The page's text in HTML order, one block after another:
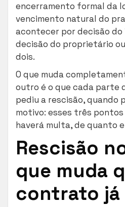
encerramento formal da
vencimento natural do
acontecer por decisão do
decisão do proprietário
dois.
O que muda
outro é o que cada parte
pediu a rescisão, quando
motivo: esses três
haverá multa, de quanto
Rescisão
que muda
contrato já